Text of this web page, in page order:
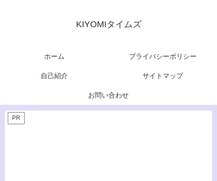
KIYOMIタイムズ
ホーム プライバシーポリシー
自己紹介 サイトマップ
お問い合わせ
PR